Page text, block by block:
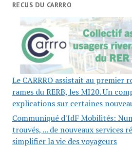
RECUS DU CARRRO
Le CARRRO assistait au premier
rames du RERB, les MI20. Un
explications sur certaines
Communiqué d'IdF Mobilités:
trouvés, ... de nouveaux services
simplifier la vie des voyageurs